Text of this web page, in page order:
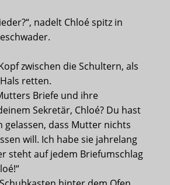
nadelt Chloé spitz in
zwischen die Schultern, als
retten.
Briefe und ihre
Sekretär, Chloé? Du hast
gelassen, dass Mutter nichts
will. Ich habe sie jahrelang
steht auf jedem Briefumschlag